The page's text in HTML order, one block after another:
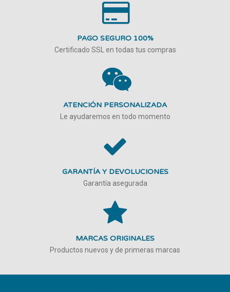
PAGO SEGURO 100%
Certificado SSL en todas tus compras
ATENCIÓN PERSONALIZADA
Le ayudaremos en todo momento
GARANTÍA Y DEVOLUCIONES
Garantía asegurada
MARCAS ORIGINALES
Productos nuevos y de primeras marcas